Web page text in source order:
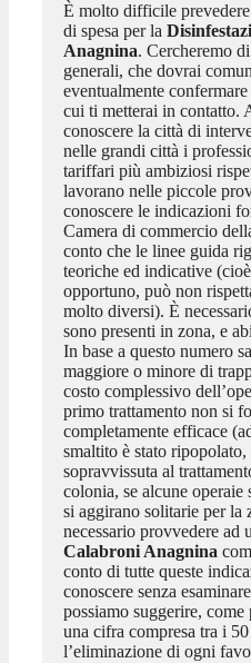
È molto difficile
di spesa per la
Anagnina. Cercheremo
generali, che dovrai
eventualmente
cui ti metterai in contatto.
conoscere la città di
nelle grandi città i
tariffari più ambiziosi
lavorano nelle piccole
conoscere le indicazioni
Camera di commercio
conto che le linee guida
teoriche ed indicative
opportuno, può non
molto diversi). È
sono presenti in zona, e
In base a questo numero
maggiore o minore di
costo complessivo
primo trattamento non si
completamente efficace
smaltito è stato ripopolato,
sopravvissuta al
colonia, se alcune operaie
si aggirano solitarie per la
necessario provvedere ad
Calabroni Anagnina
conto di tutte queste
conoscere senza
possiamo suggerire, come
una cifra compresa tra i
l’eliminazione di ogni